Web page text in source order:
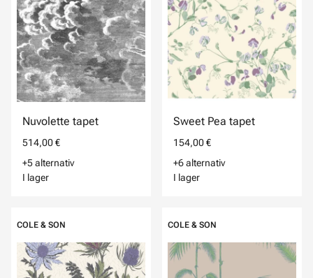
Nuvolette tapet
514,00 €
+5 alternativ
I lager
Sweet Pea tapet
154,00 €
+6 alternativ
I lager
COLE & SON COLE & SON